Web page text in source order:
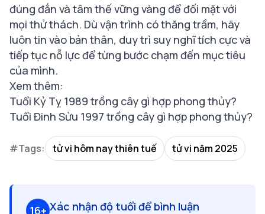
đúng đắn và tâm thế vững vàng để đối mặt với
mọi thử thách. Dù vận trình có thăng trầm, hãy
luôn tin vào bản thân, duy trì suy nghĩ tích cực và
tiếp tục nỗ lực để từng bước chạm đến mục tiêu
của mình.
Xem thêm:
Tuổi Kỷ Tỵ 1989 trồng cây gì hợp phong thủy?
Tuổi Đinh Sửu 1997 trồng cây gì hợp phong thủy?
#Tags: tử vi hôm nay thiên tuế tử vi năm 2025
16+ Xác nhận độ tuổi để bình luận